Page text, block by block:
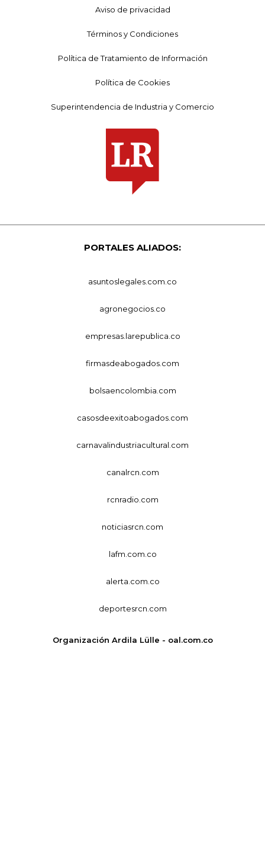
Aviso de privacidad
Términos y Condiciones
Política de Tratamiento de Información
Política de Cookies
Superintendencia de Industria y Comercio
PORTALES ALIADOS:
asuntoslegales.com.co
agronegocios.co
empresas.larepublica.co
firmasdeabogados.com
bolsaencolombia.com
casosdeexitoabogados.com
carnavalindustriacultural.com
canalrcn.com
rcnradio.com
noticiasrcn.com
lafm.com.co
alerta.com.co
deportesrcn.com
Organización Ardila Lülle - oal.com.co